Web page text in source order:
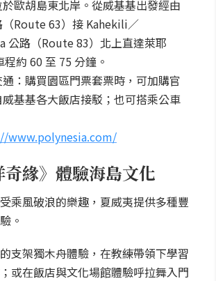
歐胡島東北岸。從威基基出發經由
Route 63）接 Kahekili／
公路（Route 83）北上直達萊耶
程約 60 至 75 分鐘。
：購買園區門票套票時，可加購官
基基各大飯店接駁；也可搭乘公車
www.polynesia.com/
緣》體驗海島文化
乘風破浪的樂趣，夏威夷提供多種豐
。
支架獨木舟體驗，在教練帶領下學習
或在飯店與文化場館體驗呼拉舞入門